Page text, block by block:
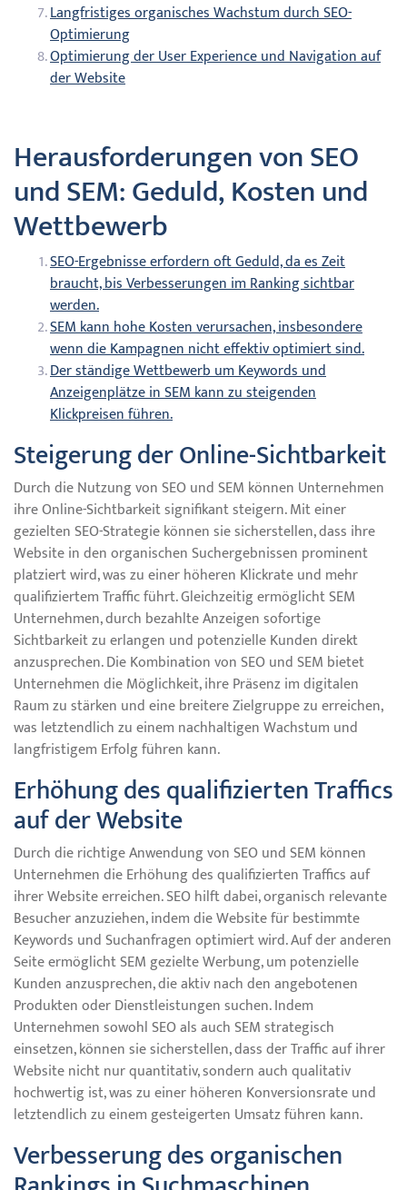
Langfristiges organisches Wachstum durch SEO-
Optimierung
Optimierung der User Experience und Navigation auf
der Website
Herausforderungen von SEO
und SEM: Geduld, Kosten und
Wettbewerb
SEO-Ergebnisse erfordern oft Geduld, da es Zeit
braucht, bis Verbesserungen im Ranking sichtbar
werden.
SEM kann hohe Kosten verursachen, insbesondere
wenn die Kampagnen nicht effektiv optimiert sind.
Der ständige Wettbewerb um Keywords und
Anzeigenplätze in SEM kann zu steigenden
Klickpreisen führen.
Steigerung der Online-Sichtbarkeit
Durch die Nutzung von SEO und SEM können Unternehmen
ihre Online-Sichtbarkeit signifikant steigern. Mit einer
gezielten SEO-Strategie können sie sicherstellen, dass ihre
Website in den organischen Suchergebnissen prominent
platziert wird, was zu einer höheren Klickrate und mehr
qualifiziertem Traffic führt. Gleichzeitig ermöglicht SEM
Unternehmen, durch bezahlte Anzeigen sofortige
Sichtbarkeit zu erlangen und potenzielle Kunden direkt
anzusprechen. Die Kombination von SEO und SEM bietet
Unternehmen die Möglichkeit, ihre Präsenz im digitalen
Raum zu stärken und eine breitere Zielgruppe zu erreichen,
was letztendlich zu einem nachhaltigen Wachstum und
langfristigem Erfolg führen kann.
Erhöhung des qualifizierten Traffics
auf der Website
Durch die richtige Anwendung von SEO und SEM können
Unternehmen die Erhöhung des qualifizierten Traffics auf
ihrer Website erreichen. SEO hilft dabei, organisch relevante
Besucher anzuziehen, indem die Website für bestimmte
Keywords und Suchanfragen optimiert wird. Auf der anderen
Seite ermöglicht SEM gezielte Werbung, um potenzielle
Kunden anzusprechen, die aktiv nach den angebotenen
Produkten oder Dienstleistungen suchen. Indem
Unternehmen sowohl SEO als auch SEM strategisch
einsetzen, können sie sicherstellen, dass der Traffic auf ihrer
Website nicht nur quantitativ, sondern auch qualitativ
hochwertig ist, was zu einer höheren Konversionsrate und
letztendlich zu einem gesteigerten Umsatz führen kann.
Verbesserung des organischen